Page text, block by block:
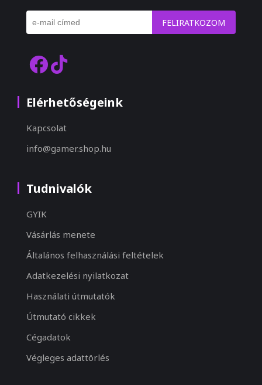
FELIRATKOZOM
Elérhetőségeink
Kapcsolat
info@gamer.shop.hu
Tudnivalók
GYIK
Vásárlás menete
Általános felhasználási feltételek
Adatkezelési nyilatkozat
Használati útmutatók
Útmutató cikkek
Cégadatok
Végleges adattörlés